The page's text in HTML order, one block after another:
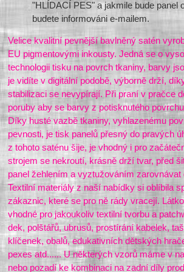
"HLÍDACÍ PES" a jakmile bude panel
budete informováni e-mailem.
Velice kvalitní pevnější bavlněný satén
EU pigmentovými inkousty. Jedná se o
technologii tisku na povrch tkaniny, barvy
je vidíte v digitální podobě, výborně drží,
stabilizaci se nevypírají. Při praní v pračce
poruby aby se barvy z potisknutého
Díky husté vazbě tkaniny, vyhlazenému
pevnosti, je tisk panelů přesný do pravých
z tohoto saténu šije, je vhodný i pro
strojem se nekroutí, krásně drží tvar, před
panel žehlením a vyztužováním zarovnávat
Textilní materiály z naší nabídky si oblíbila
zákaznic, které se pro ně rády vracejí.
vhodné pro jakoukoliv textilní tvorbu a
dek, polštářů, ubrusů, prostírání kabelek,
klíčenek, obalů, edukativních dětských
pexes atd...... U některých vzorů máme v
nebo pozadí ke kombinaci na zadní díly